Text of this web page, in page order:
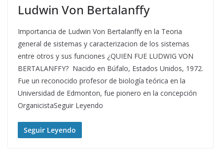
Ludwin Von Bertalanffy
Importancia de Ludwin Von Bertalanffy en la Teoria
general de sistemas y caracterizacion de los sistemas
entre otros y sus funciones ¿QUIEN FUE LUDWIG VON
BERTALANFFY? Nacido en Búfalo, Estados Unidos, 1972.
Fue un reconocido profesor de biología teórica en la
Universidad de Edmonton, fue pionero en la concepción
OrganicistaSeguir Leyendo
Seguir Leyendo